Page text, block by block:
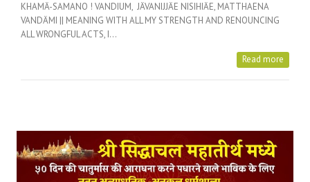
KHAMÄ-SAMANO ! VANDIUM, JÄVANIJJÄE NISIHIÄE, MATTHAENA
VANDÄMI || MEANING WITH ALL MY STRENGTH AND RENOUNCING
ALL WRONGFUL ACTS, I…
Read more